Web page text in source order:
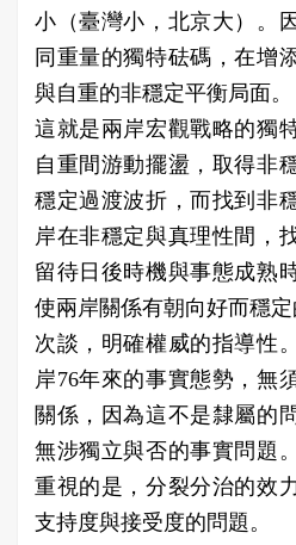
小（臺灣小，北京大）。
同重量的獨特砝碼，在增
與自重的非穩定平衡局面。
這就是兩岸宏觀戰略的獨
自重間游動擺盪，取得非
穩定過渡波折，而找到非
岸在非穩定與真理性間，
留待日後時機與事態成熟
使兩岸關係有朝向好而穩定
次談，明確權威的指導性
岸76年來的事實態勢，無
關係，因為這不是隸屬的
無涉獨立與否的事實問題
重視的是，分裂分治的效
支持度與接受度的問題。